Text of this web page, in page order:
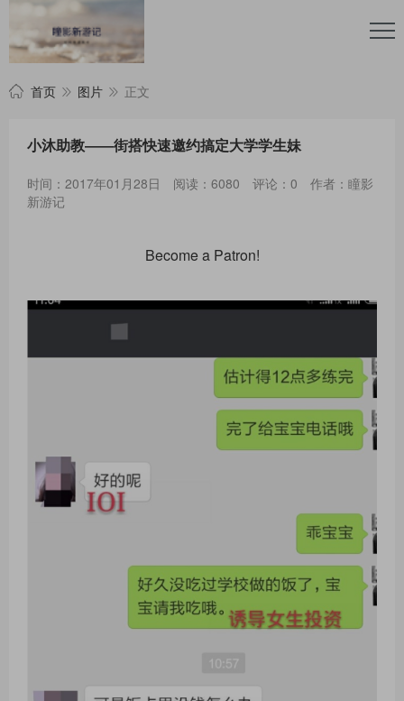
首页 图片 正文
小沐助教——街搭快速邀约搞定大学学生妹
时间：2017年01月28日 阅读：6080 评论：0
作者：瞳影
新游记
Become a Patron!